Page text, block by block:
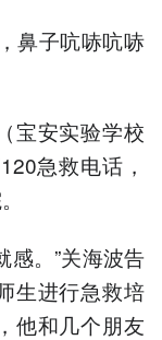
鼻子吭哧吭哧
宝安实验学校
急救电话，
感。”关海波告
生进行急救培
他和几个朋友